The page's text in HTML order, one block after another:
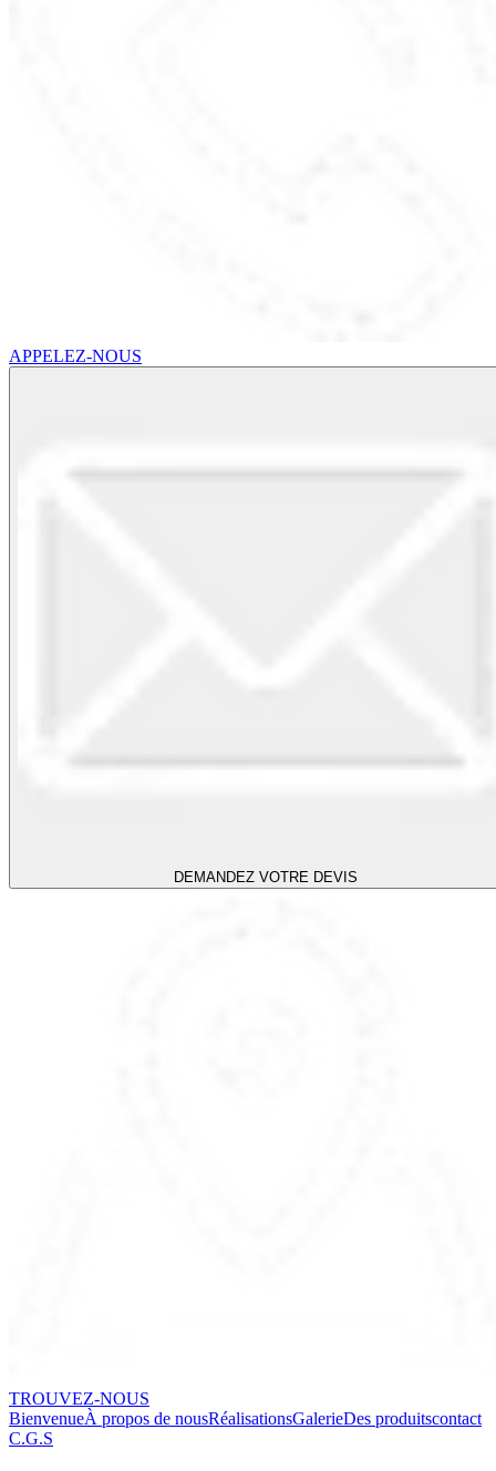
APPELEZ-NOUS
DEMANDEZ VOTRE DEVIS
TROUVEZ-NOUS
BienvenueÀ propos de nousRéalisationsGalerieDes produitscontact
C.G.S